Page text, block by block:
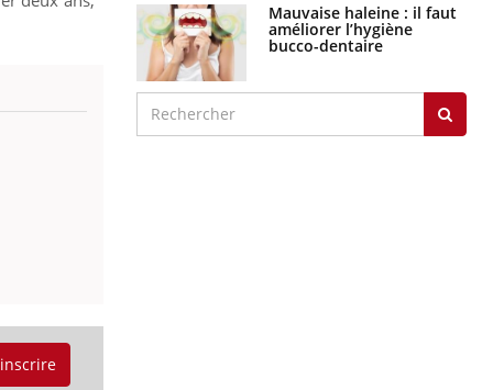
graves
Maladie de Charcot
amyotrophique)